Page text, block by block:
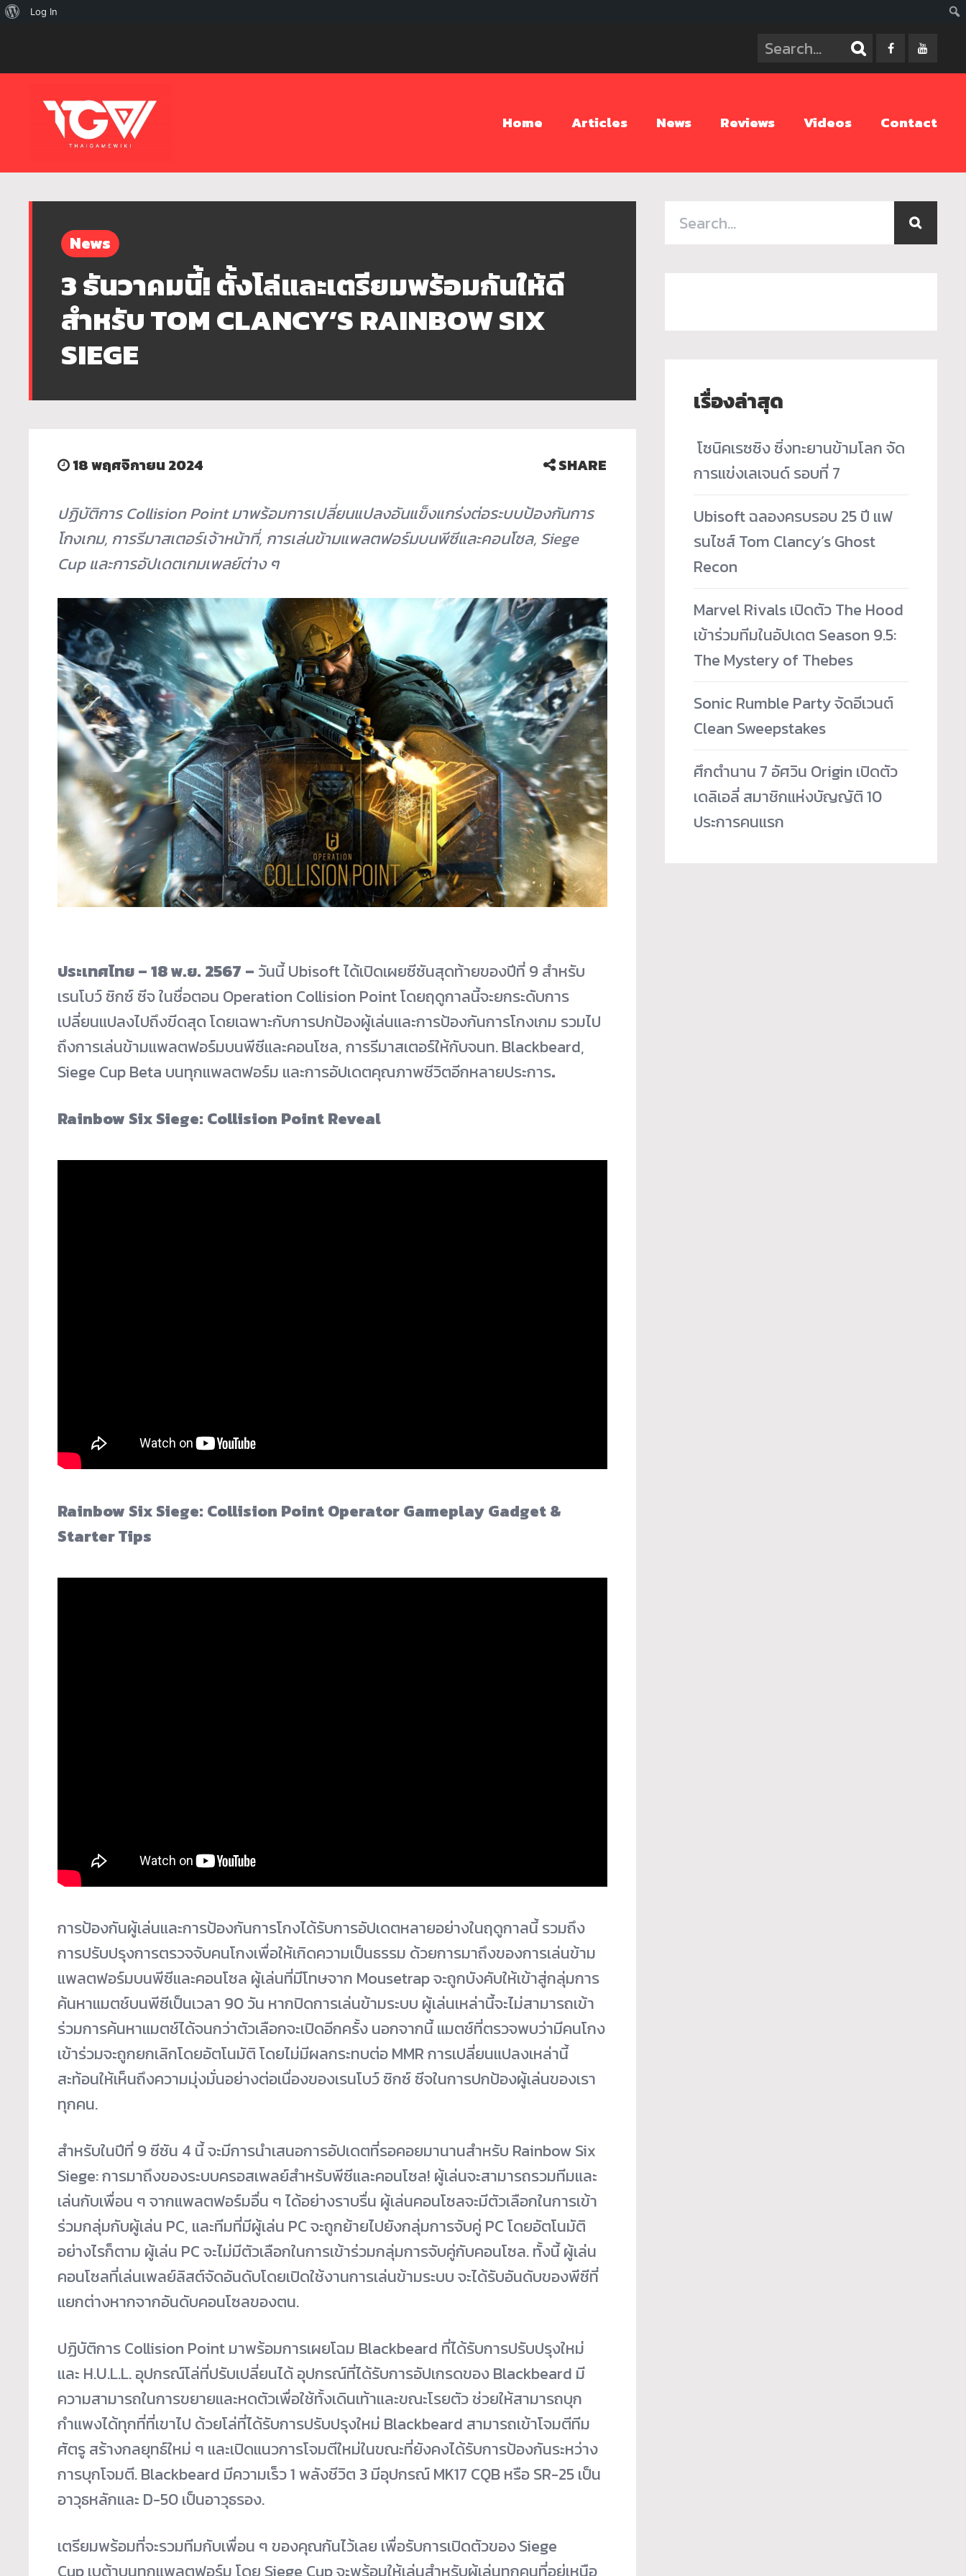
Home Articles News Reviews Videos Contact
News
3 ธันวาคมนี้! ตั้งโล่และเตรียมพร้อมกันให้ดี
สำหรับ TOM CLANCY’S RAINBOW SIX
SIEGE
18 พฤศจิกายน 2024 SHARE
ปฏิบัติการCollision Pointมาพร้อมการเปลี่ยนแปลงอันแข็งแกร่งต่อระบบป้องกันการ
โกงเกม, การรีมาสเตอร์เจ้าหน้าที่, การเล่นข้ามแพลตฟอร์มบนพีซีและคอนโซล, Siege
Cupและการอัปเดตเกมเพลย์ต่าง ๆ
ประเทศไทย –18พ.ย. 2567 – วันนี้ Ubisoft ได้เปิดเผยซีซันสุดท้ายของปีที่ 9 สำหรับ
เรนโบว์ ซิกซ์ ซีจ ในชื่อตอน Operation Collision Point โดยฤดูกาลนี้จะยกระดับการ
เปลี่ยนแปลงไปถึงขีดสุด โดยเฉพาะกับการปกป้องผู้เล่นและการป้องกันการโกงเกม รวมไป
ถึงการเล่นข้ามแพลตฟอร์มบนพีซีและคอนโซล, การรีมาสเตอร์ให้กับจนท. Blackbeard,
Siege Cup Beta บนทุกแพลตฟอร์ม และการอัปเดตคุณภาพชีวิตอีกหลายประการ.
Rainbow Six Siege: Collision Point Reveal
Rainbow Six Siege: Collision Point Operator Gameplay Gadget &
Starter Tips
การป้องกันผู้เล่นและการป้องกันการโกงได้รับการอัปเดตหลายอย่างในฤดูกาลนี้ รวมถึง
การปรับปรุงการตรวจจับคนโกงเพื่อให้เกิดความเป็นธรรม ด้วยการมาถึงของการเล่นข้าม
แพลตฟอร์มบนพีซีและคอนโซล ผู้เล่นที่มีโทษจาก Mousetrap จะถูกบังคับให้เข้าสู่กลุ่มการ
ค้นหาแมตช์บนพีซีเป็นเวลา 90 วัน หากปิดการเล่นข้ามระบบ ผู้เล่นเหล่านี้จะไม่สามารถเข้า
ร่วมการค้นหาแมตช์ได้จนกว่าตัวเลือกจะเปิดอีกครั้ง นอกจากนี้ แมตช์ที่ตรวจพบว่ามีคนโกง
เข้าร่วมจะถูกยกเลิกโดยอัตโนมัติ โดยไม่มีผลกระทบต่อ MMR การเปลี่ยนแปลงเหล่านี้
สะท้อนให้เห็นถึงความมุ่งมั่นอย่างต่อเนื่องของเรนโบว์ ซิกซ์ ซีจในการปกป้องผู้เล่นของเรา
ทุกคน.
สำหรับในปีที่ 9 ซีซัน 4 นี้ จะมีการนำเสนอการอัปเดตที่รอคอยมานานสำหรับ Rainbow Six
Siege: การมาถึงของระบบครอสเพลย์สำหรับพีซีและคอนโซล! ผู้เล่นจะสามารถรวมทีมและ
เล่นกับเพื่อน ๆ จากแพลตฟอร์มอื่น ๆ ได้อย่างราบรื่น ผู้เล่นคอนโซลจะมีตัวเลือกในการเข้า
ร่วมกลุ่มกับผู้เล่น PC, และทีมที่มีผู้เล่น PC จะถูกย้ายไปยังกลุ่มการจับคู่ PC โดยอัตโนมัติ
อย่างไรก็ตาม ผู้เล่น PC จะไม่มีตัวเลือกในการเข้าร่วมกลุ่มการจับคู่กับคอนโซล. ทั้งนี้ ผู้เล่น
คอนโซลที่เล่นเพลย์ลิสต์จัดอันดับโดยเปิดใช้งานการเล่นข้ามระบบ จะได้รับอันดับของพีซีที่
แยกต่างหากจากอันดับคอนโซลของตน.
ปฏิบัติการ Collision Point มาพร้อมการเผยโฉม Blackbeard ที่ได้รับการปรับปรุงใหม่
และ H.U.L.L. อุปกรณ์โล่ที่ปรับเปลี่ยนได้ อุปกรณ์ที่ได้รับการอัปเกรดของ Blackbeard มี
ความสามารถในการขยายและหดตัวเพื่อใช้ทั้งเดินเท้าและขณะโรยตัว ช่วยให้สามารถบุก
กำแพงได้ทุกที่ที่เขาไป ด้วยโล่ที่ได้รับการปรับปรุงใหม่ Blackbeard สามารถเข้าโจมตีทีม
ศัตรู สร้างกลยุทธ์ใหม่ ๆ และเปิดแนวการโจมตีใหม่ในขณะที่ยังคงได้รับการป้องกันระหว่าง
การบุกโจมตี. Blackbeard มีความเร็ว 1 พลังชีวิต 3 มีอุปกรณ์ MK17 CQB หรือ SR-25 เป็น
อาวุธหลักและ D-50 เป็นอาวุธรอง.
เตรียมพร้อมที่จะรวมทีมกับเพื่อน ๆ ของคุณกันไว้เลย เพื่อรับการเปิดตัวของ Siege
เรื่องล่าสุด
­ โซนิคเรซซิง ซิ่งทะยานข้ามโลก จัด
การแข่งเลเจนด์ รอบที่ 7
Ubisoft ฉลองครบรอบ 25 ปี แฟ
รนไชส์ Tom Clancy’s Ghost
Recon
Marvel Rivals เปิดตัว The Hood
เข้าร่วมทีมในอัปเดต Season 9.5:
The Mystery of Thebes
Sonic Rumble Party จัดอีเวนต์
Clean Sweepstakes
ศึกตำนาน 7 อัศวิน Origin เปิดตัว
เดลิเอลี่ สมาชิกแห่งบัญญัติ 10
ประการคนแรก
เกี่ยวLog In